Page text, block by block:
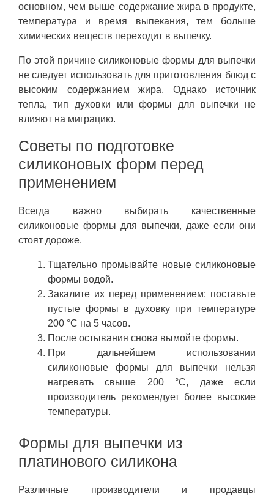
основном, чем выше содержание жира в продукте,
температура и время выпекания, тем больше
химических веществ переходит в выпечку.
По этой причине силиконовые формы для выпечки
не следует использовать для приготовления блюд с
высоким содержанием жира. Однако источник
тепла, тип духовки или формы для выпечки не
влияют на миграцию.
Советы по подготовке
силиконовых форм перед
применением
Всегда важно выбирать качественные
силиконовые формы для выпечки, даже если они
стоят дороже.
Тщательно промывайте новые силиконовые
формы водой.
Закалите их перед применением: поставьте
пустые формы в духовку при температуре
200 °C на 5 часов.
После остывания снова вымойте формы.
При дальнейшем использовании
силиконовые формы для выпечки нельзя
нагревать свыше 200 °C, даже если
производитель рекомендует более высокие
температуры.
Формы для выпечки из
платинового силикона
Различные производители и продавцы